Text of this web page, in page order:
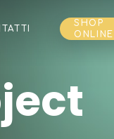
SHOP
ONLINE